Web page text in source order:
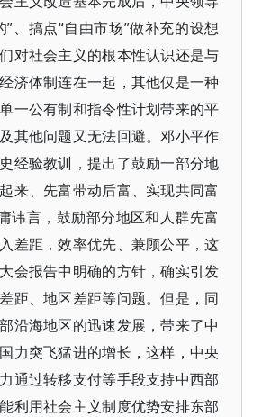
”、搞点“自由市场”做补充的设想
对社会主义的根本性认识还是与
济体制连在一起，其他仅是一种
一公有制和指令性计划带来的平
其他问题又无法回避。邓小平作
经验教训，提出了鼓励一部分地
来、先富带动后富、实现共同富
讳言，鼓励部分地区和人群先富
差距，效率优先、兼顾公平，这
会报告中明确的方针，确实引发
距、地区差距等问题。但是，同
沿海地区的迅速发展，带来了中
力突飞猛进的增长，这样，中央
通过转移支付等手段支持中西部
利用社会主义制度优势安排东部